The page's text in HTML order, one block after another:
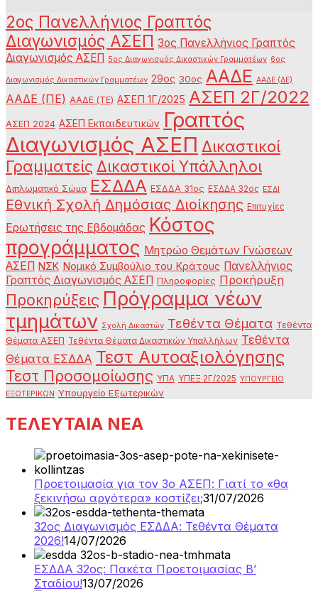
2ος Πανελλήνιος Γραπτός
Διαγωνισμός ΑΣΕΠ 3ος Πανελλήνιος Γραπτός
Διαγωνισμός ΑΣΕΠ 5ος Διαγωνισμός Δικαστικών Γραμματέων 6ος
Διαγωνισμός Δικαστικών Γραμματέων 29ος 30ος ΑΑΔΕ ΑΑΔΕ (ΔΕ)
ΑΑΔΕ (ΠΕ) ΑΑΔΕ (ΤΕ) ΑΣΕΠ 1Γ/2025 ΑΣΕΠ 2Γ/2022
ΑΣΕΠ 2024 ΑΣΕΠ Εκπαιδευτικών Γραπτός
Διαγωνισμός ΑΣΕΠ Δικαστικοί
Γραμματείς Δικαστικοί Υπάλληλοι
Διπλωματικό Σώμα ΕΣΔΔΑ ΕΣΔΔΑ 31ος ΕΣΔΔΑ 32ος ΕΣΔΙ
Εθνική Σχολή Δημόσιας Διοίκησης Επιτυχίες
Ερωτήσεις της Εβδομάδας Κόστος
προγράμματος Μητρώο Θεμάτων Γνώσεων
ΑΣΕΠ ΝΣΚ Νομικό Συμβούλιο του Κράτους Πανελλήνιος
Γραπτός Διαγωνισμός ΑΣΕΠ Πληροφορίες Προκήρυξη
Προκηρύξεις Πρόγραμμα νέων
τμημάτων Σχολή Δικαστών Τεθέντα Θέματα Τεθέντα
Θέματα ΑΣΕΠ Τεθέντα Θέματα Δικαστικών Υπαλλήλων Τεθέντα
Θέματα ΕΣΔΔΑ Τεστ Αυτοαξιολόγησης
Τεστ Προσομοίωσης ΥΠΑ ΥΠΕΞ 2Γ/2025 ΥΠΟΥΡΓΕΙΟ
ΕΞΩΤΕΡΙΚΩΝ Υπουργείο Εξωτερικών
ΤΕΛΕΥΤΑΙΑ ΝΕΑ
Προετοιμασία για τον 3ο ΑΣΕΠ: Γιατί το «θα
ξεκινήσω αργότερα» κοστίζει;31/07/2026
32ος Διαγωνισμός ΕΣΔΔΑ: Τεθέντα Θέματα
2026!14/07/2026
ΕΣΔΔΑ 32ος: Πακέτα Προετοιμασίας Β’
Σταδίου!13/07/2026